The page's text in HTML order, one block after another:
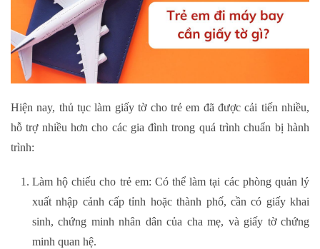
Hiện nay, thủ tục làm giấy tờ cho trẻ em đã được cải tiến nhiều,
hỗ trợ nhiều hơn cho các gia đình trong quá trình chuẩn bị hành
trình:
Làm hộ chiếu cho trẻ em: Có thể làm tại các phòng quản lý
xuất nhập cảnh cấp tỉnh hoặc thành phố, cần có giấy khai
sinh, chứng minh nhân dân của cha mẹ, và giấy tờ chứng
minh quan hệ.